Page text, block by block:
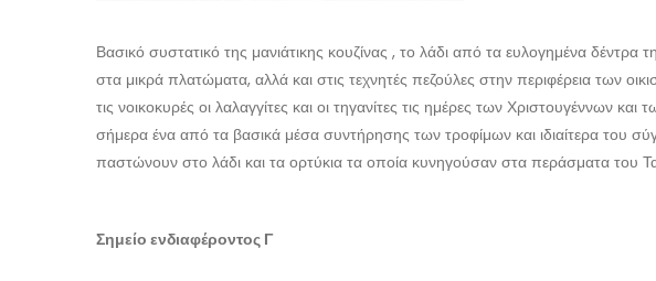
Βασικό συστατικό της μανιάτικης κουζίνας , το λάδι από τα ευλογημένα δέντρα
στα μικρά πλατώματα, αλλά και στις τεχνητές πεζούλες στην περιφέρεια των
τις νοικοκυρές οι λαλαγγίτες και οι τηγανίτες τις ημέρες των Χριστουγέννων
σήμερα ένα από τα βασικά μέσα συντήρησης των τροφίμων και ιδιαίτερα του
παστώνουν στο λάδι και τα ορτύκια τα οποία κυνηγούσαν στα περάσματα του
Σημείο ενδιαφέροντος Γ